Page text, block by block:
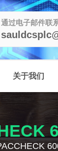
通过电子邮件联
关于我们